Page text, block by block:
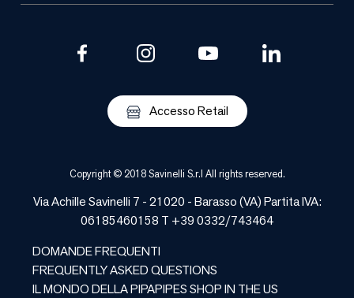
Accesso Retail
Copyright © 2018 Savinelli S.r.l All rights reserved.
Via Achille Savinelli 7 - 21020 -Barasso(VA) Partita IVA:
06185460158 T +39 0332/743464
DOMANDE FREQUENTI
FREQUENTLY ASKED QUESTIONS
IL MONDO DELLA PIPAPIPES SHOP IN THE US